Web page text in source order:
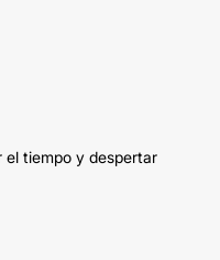
el tiempo y despertar